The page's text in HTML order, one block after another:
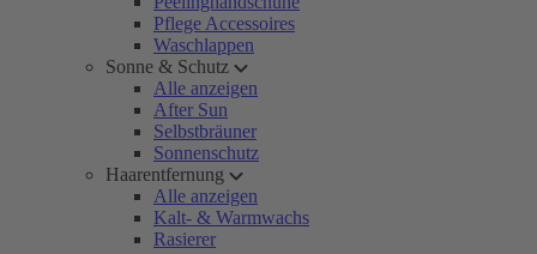
Pflege Accessoires
Waschlappen
Sonne & Schutz
Alle anzeigen
After Sun
Selbstbräuner
Sonnenschutz
Haarentfernung
Alle anzeigen
Kalt- & Warmwachs
Rasierer